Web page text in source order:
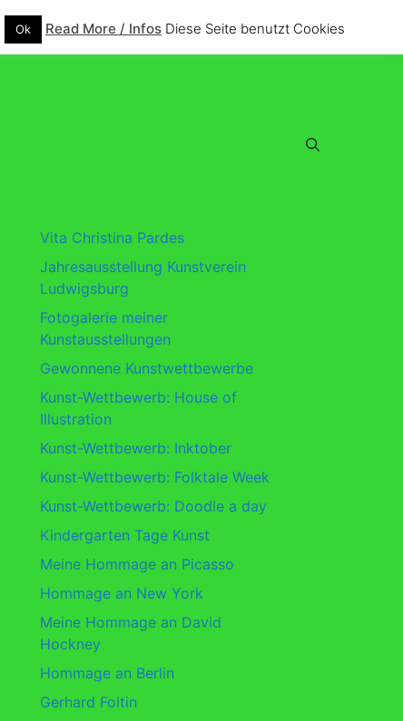
Vita Christina Pardes
Jahresausstellung Kunstverein
Ludwigsburg
Fotogalerie meiner
Kunstausstellungen
Gewonnene Kunstwettbewerbe
Kunst-Wettbewerb: House of
Illustration
Kunst-Wettbewerb: Inktober
Kunst-Wettbewerb: Folktale Week
Kunst-Wettbewerb: Doodle a day
Kindergarten Tage Kunst
Meine Hommage an Picasso
Hommage an New York
Meine Hommage an David
Hockney
Hommage an Berlin
Gerhard Foltin
Ok Read More / Infos Diese Seite benutzt Cookies